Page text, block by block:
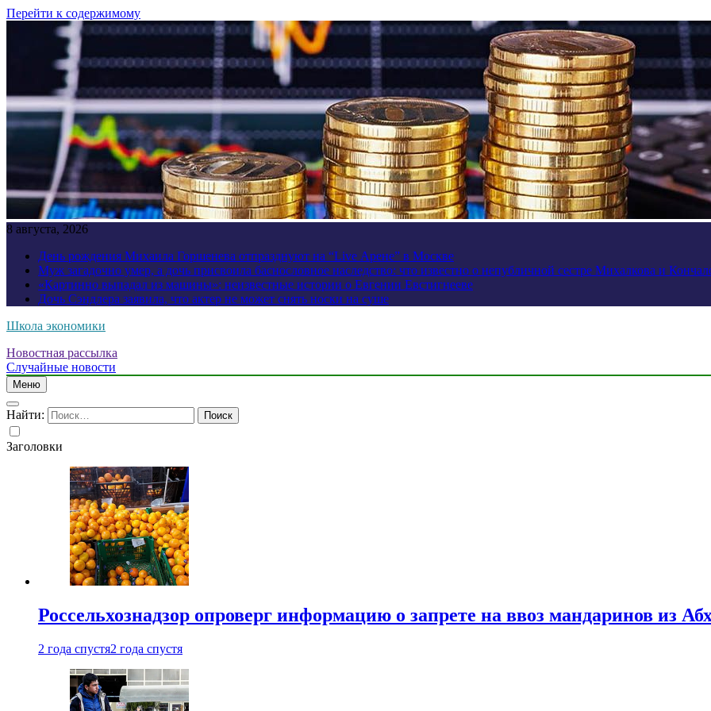
Перейти к содержимому
8 августа, 2026
День рождения Михаила Горшенева отпразднуют на “Live Арене” в Москве
Муж загадочно умер, а дочь присвоила баснословное наследство: что известно о непубличной сестре Михалкова и
«Картинно выпадал из машины»: неизвестные истории о Евгении Евстигнееве
Дочь Сэндлера заявила, что актер не может снять носки на суше
Школа экономики
Новостная рассылка
Случайные новости
Меню
Найти:
Заголовки
Россельхознадзор опроверг информацию о запрете на ввоз мандаринов из
2 года спустя2 года спустя